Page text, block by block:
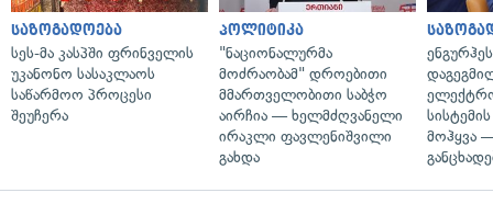
საზოგადოება
სეს-მა კასპში ფრინველის
უკანონო სასაკლაოს
საწარმოო პროცესი
შეუჩერა
პოლიტიკა
"ნაციონალურმა
მოძრაობამ" დროებითი
მმართველობითი საბჭო
აირჩია — ხელმძღვანელი
ირაკლი ფავლენიშვილი
გახდა
მოჰყვა